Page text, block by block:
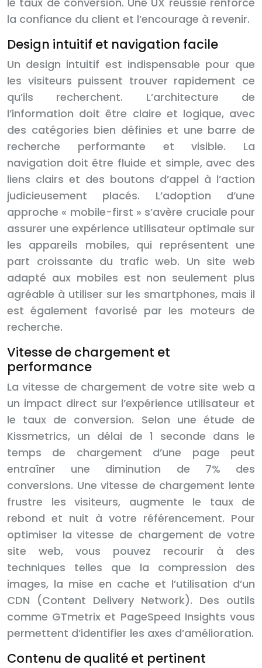
la confiance du client et l’encourage à revenir.
Design intuitif et navigation facile
Un design intuitif est indispensable pour que
les visiteurs puissent trouver rapidement ce
qu’ils recherchent. L’architecture de
l’information doit être claire et logique, avec
des catégories bien définies et une barre de
recherche performante et visible. La
navigation doit être fluide et simple, avec des
liens clairs et des boutons d’appel à l’action
judicieusement placés. L’adoption d’une
approche « mobile-first » s’avère cruciale pour
assurer une expérience utilisateur optimale sur
les appareils mobiles, qui représentent une
part croissante du trafic web. Un site web
adapté aux mobiles est non seulement plus
agréable à utiliser sur les smartphones, mais il
est également favorisé par les moteurs de
recherche.
Vitesse de chargement et
performance
La vitesse de chargement de votre site web a
un impact direct sur l’expérience utilisateur et
le taux de conversion. Selon une étude de
Kissmetrics, un délai de 1 seconde dans le
temps de chargement d’une page peut
entraîner une diminution de 7% des
conversions. Une vitesse de chargement lente
frustre les visiteurs, augmente le taux de
rebond et nuit à votre référencement. Pour
optimiser la vitesse de chargement de votre
site web, vous pouvez recourir à des
techniques telles que la compression des
images, la mise en cache et l’utilisation d’un
CDN (Content Delivery Network). Des outils
comme GTmetrix et PageSpeed Insights vous
permettent d’identifier les axes d’amélioration.
Contenu de qualité et pertinent